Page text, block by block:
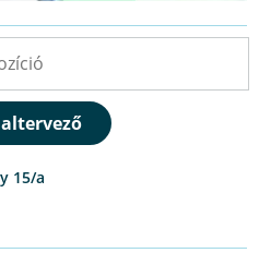
15/a